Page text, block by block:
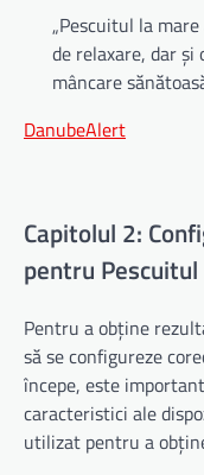
„Pescuitul la
de relaxare, dar
mâncare
DanubeAlert
Capitolul 2:
pentru
Pentru a obține
să se configureze
începe, este
caracteristici ale
utilizat pentru a